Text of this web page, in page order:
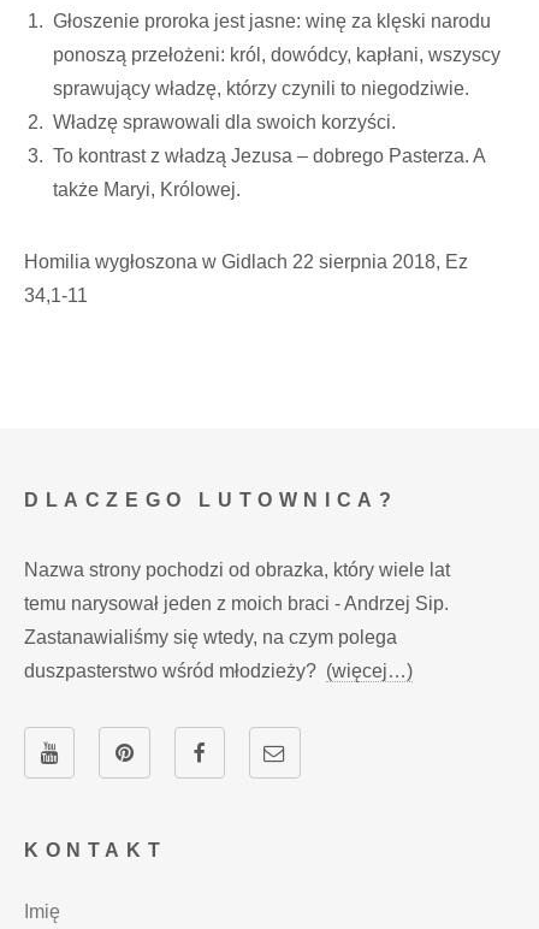
Głoszenie proroka jest jasne: winę za klęski narodu
ponoszą przełożeni: król, dowódcy, kapłani, wszyscy
sprawujący władzę, którzy czynili to niegodziwie.
Władzę sprawowali dla swoich korzyści.
To kontrast z władzą Jezusa – dobrego Pasterza. A
także Maryi, Królowej.
Homilia wygłoszona w Gidlach 22 sierpnia 2018, Ez
34,1-11
KONTAKT
DLACZEGO LUTOWNICA?
Nazwa strony pochodzi od obrazka, który wiele lat
temu narysował jeden z moich braci - Andrzej Sip.
Zastanawialiśmy się wtedy, na czym polega
duszpasterstwo wśród młodzieży? (więcej…)